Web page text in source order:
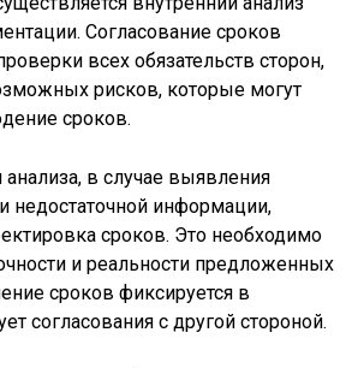
Согласование сроков
всех обязательств сторон,
рисков, которые могут
сроков.
в случае выявления
недостаточной информации,
сроков. Это необходимо
и реальности предложенных
сроков фиксируется в
согласования с другой стороной.